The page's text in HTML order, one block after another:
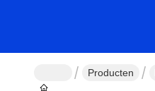
Producten